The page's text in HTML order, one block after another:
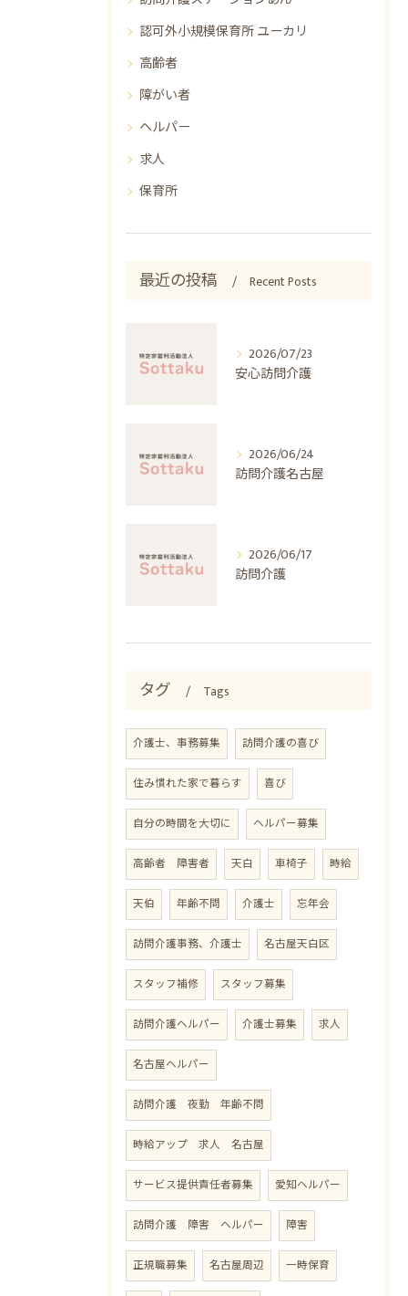
認可外小規模保育所 ユーカリ
高齢者
障がい者
ヘルパー
求人
保育所
最近の投稿 Recent Posts
2026/07/23
安心訪問介護
2026/06/24
訪問介護名古屋
2026/06/17
訪問介護
タグ Tags
介護士、事務募集 訪問介護の喜び
住み慣れた家で暮らす 喜び
自分の時間を大切に ヘルパー募集
高齢者 障害者 天白 車椅子 時給
天伯 年齢不問 介護士 忘年会
訪問介護事務、介護士 名古屋天白区
スタッフ補修 スタッフ募集
訪問介護ヘルパー 介護士募集 求人
名古屋ヘルパー
訪問介護 夜勤 年齢不問
時給アップ 求人 名古屋
サービス提供責任者募集 愛知ヘルパー
訪問介護 障害 ヘルパー 障害
正規職募集 名古屋周辺 一時保育